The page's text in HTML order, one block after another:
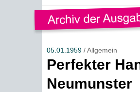
05.01.1959/ Allgemein
Perfekter
Neumunster